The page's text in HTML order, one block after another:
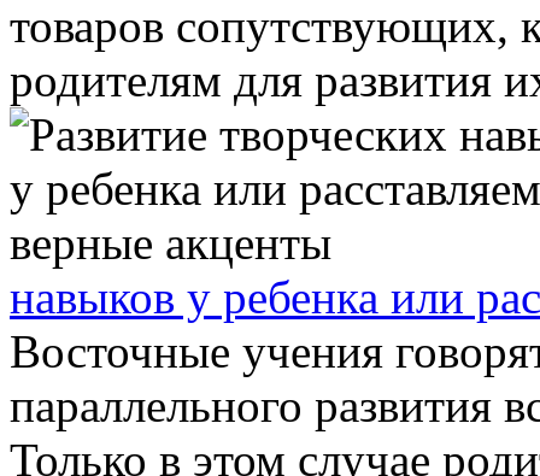
товаров сопутствующих,
родителям для развития
навыков у ребенка или
Восточные учения
параллельного развития
Только в этом случае